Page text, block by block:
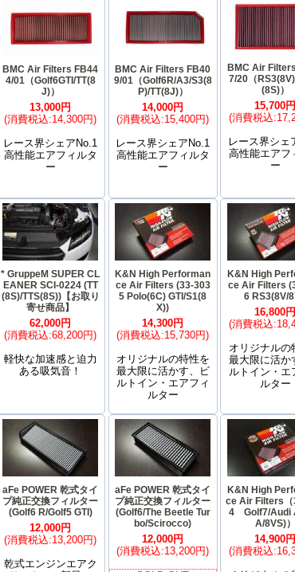
BMC Air Filters FB44
4/01（Golf6GTI/TT(8
J)）
13,000円
(消費税込:14,300円)
レース界シェアNo.1
高性能エアフィルタ
ー
BMC Air Filters FB40
9/01（Golf6R/A3/S3(8
P)/TT(8J)）
14,000円
(消費税込:15,400円)
レース界シェアNo.1
高性能エアフィルタ
ー
BMC Air
7/20（
(8S)）
15,700円
(消費税込
レース界シェ
高性能エアフ
ー
* GruppeM SUPER CL
EANER SCI-0224 (TT
(8S)/TTS(8S))【お取り
寄せ商品】
62,000円
(消費税込:68,200円)
軽快な加速感と迫力
ある吸気音！
K&N High Performan
ce Air Filters (33-303
5 Polo(6C) GTI/S1(8
X))
14,300円
(消費税込:15,730円)
オリジナルの特性を
最大限に活かす、ビ
ルトイン・エアフィ
ルター
K&N High
ce Air Filters
6 RS3(8V/
16,800円
(消費税込
オリジナルの
最大限に活か
ルトイン・エ
ルター
aFe POWER 乾式タイ
プ純正交換フィルター
(Golf6 R/Golf5 GTI)
12,000円
(消費税込:13,200円)
乾式エンジンエアク
aFe POWER 乾式タイ
プ純正交換フィルター
(Golf6/The Beetle Tur
bo/Scirocco)
12,000円
(消費税込:13,200円)
K&N High
ce Air Filters（
4 Golf7/Audi
A/8VS)）
14,900円
(消費税込